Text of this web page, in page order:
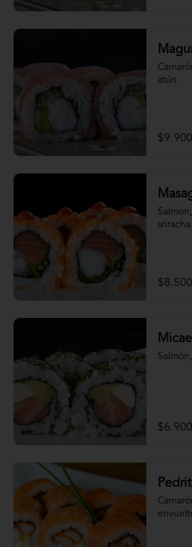
atún.
$9.900
sriracha.
$8.500
$6.900